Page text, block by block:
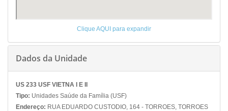
Clique AQUI para expandir
Dados da Unidade
US 233 USF VIETNA I E II
Tipo: Unidades Saúde da Família (USF)
Endereço: RUA EDUARDO CUSTODIO, 164 - TORROES, TORROES